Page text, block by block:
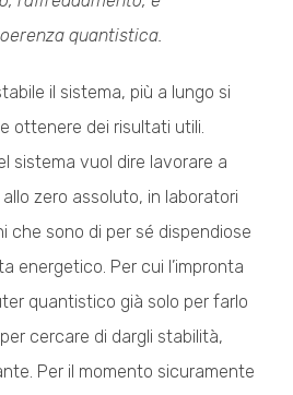
quantistica.
il sistema, più a lungo si
ottenere dei risultati utili.
sistema vuol dire lavorare a
zero assoluto, in laboratori
che sono di per sé dispendiose
energetico. Per cui l’impronta
quantistico già solo per farlo
cercare di dargli stabilità,
Per il momento sicuramente